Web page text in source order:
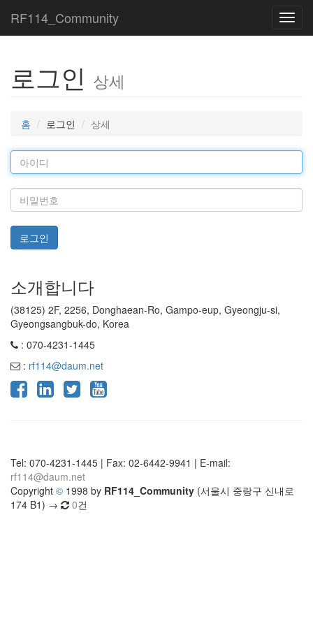
RF114_Community
로그인 상세
홈 로그인 상세
로그인
소개합니다
(38125) 2F, 2256, Donghaean-Ro, Gampo-eup, Gyeongju-si,
Gyeongsangbuk-do, Korea
: 070-4231-1445
: rf114@daum.net
Tel: 070-4231-1445 | Fax: 02-6442-9941 | E-mail:
rf114@daum.net
Copyright © 1998 by RF114_Community (서울시 중랑구 신내로
174 B1) →
0건